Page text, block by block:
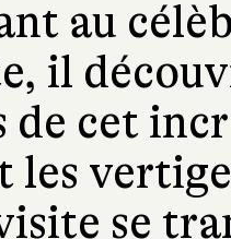
au
il
de cet
les
se